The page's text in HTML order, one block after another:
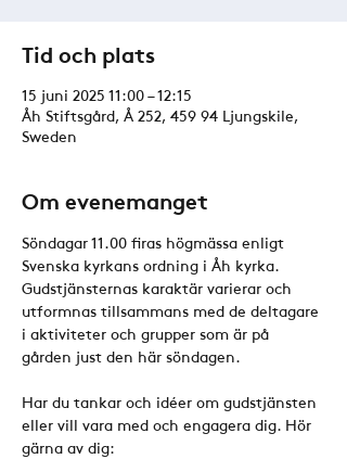
Tid och plats
15 juni 2025 11:00 – 12:15
Åh Stiftsgård, Å 252, 459 94 Ljungskile,
Sweden
Om evenemanget
Söndagar 11.00 firas högmässa enligt
Svenska kyrkans ordning i Åh kyrka.
Gudstjänsternas karaktär varierar och
utformnas tillsammans med de deltagare
i aktiviteter och grupper som är på
gården just den här söndagen.
Har du tankar och idéer om gudstjänsten
eller vill vara med och engagera dig. Hör
gärna av dig: